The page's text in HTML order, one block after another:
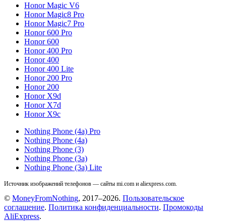
Honor Magic V6
Honor Magic8 Pro
Honor Magic7 Pro
Honor 600 Pro
Honor 600
Honor 400 Pro
Honor 400
Honor 400 Lite
Honor 200 Pro
Honor 200
Honor X9d
Honor X7d
Honor X9c
Nothing Phone (4a) Pro
Nothing Phone (4a)
Nothing Phone (3)
Nothing Phone (3a)
Nothing Phone (3a) Lite
Источник изображений телефонов — сайты mi.com и aliexpress.com.
© MoneyFromNothing, 2017–2026. Пользовательское
соглашение. Политика конфиденциальности. Промокоды
AliExpress.